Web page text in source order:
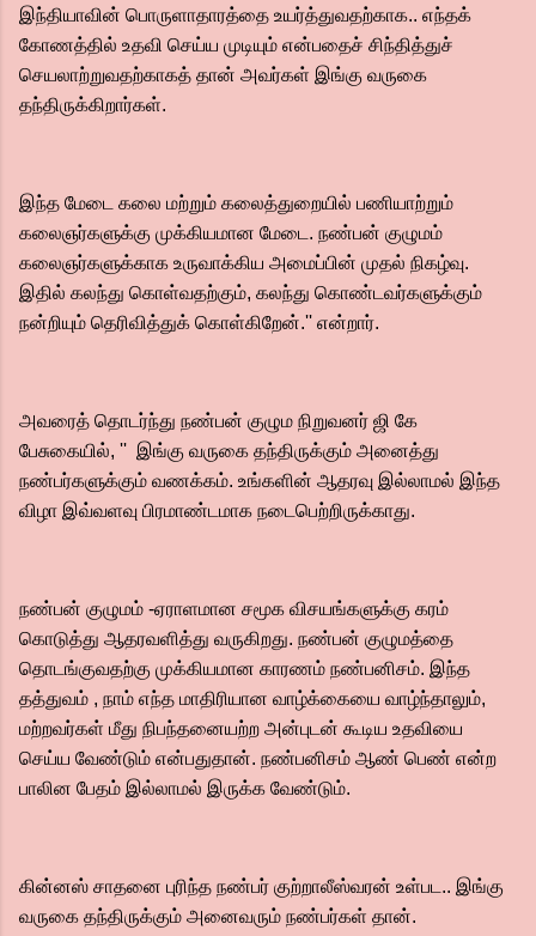
இந்தியாவின் பொருளாதாரத்தை உயர்த்துவதற்காக.. எந்தக்
கோணத்தில் உதவி செய்ய முடியும் என்பதைச் சிந்தித்துச்
செயலாற்றுவதற்காகத் தான் அவர்கள் இங்கு வருகை
தந்திருக்கிறார்கள்.
இந்த மேடை கலை மற்றும் கலைத்துறையில் பணியாற்றும்
கலைஞர்களுக்கு முக்கியமான மேடை. நண்பன் குழுமம்
கலைஞர்களுக்காக உருவாக்கிய அமைப்பின் முதல் நிகழ்வு.
இதில் கலந்து கொள்வதற்கும், கலந்து கொண்டவர்களுக்கும்
நன்றியும் தெரிவித்துக் கொள்கிறேன்.'' என்றார்.
அவரைத் தொடர்ந்து நண்பன் குழும நிறுவனர் ஜி கே
பேசுகையில், '' இங்கு வருகை தந்திருக்கும் அனைத்து
நண்பர்களுக்கும் வணக்கம். உங்களின் ஆதரவு இல்லாமல் இந்த
விழா இவ்வளவு பிரமாண்டமாக நடைபெற்றிருக்காது.
நண்பன் குழுமம் -ஏராளமான சமூக விசயங்களுக்கு கரம்
கொடுத்து ஆதரவளித்து வருகிறது. நண்பன் குழுமத்தை
தொடங்குவதற்கு முக்கியமான காரணம் நண்பனிசம். இந்த
தத்துவம் , நாம் எந்த மாதிரியான வாழ்க்கையை வாழ்ந்தாலும்,
மற்றவர்கள் மீது நிபந்தனையற்ற அன்புடன் கூடிய உதவியை
செய்ய வேண்டும் என்பதுதான். நண்பனிசம் ஆண் பெண் என்ற
பாலின பேதம் இல்லாமல் இருக்க வேண்டும்.
கின்னஸ் சாதனை புரிந்த நண்பர் குற்றாலீஸ்வரன் உள்பட.. இங்கு
வருகை தந்திருக்கும் அனைவரும் நண்பர்கள் தான்.